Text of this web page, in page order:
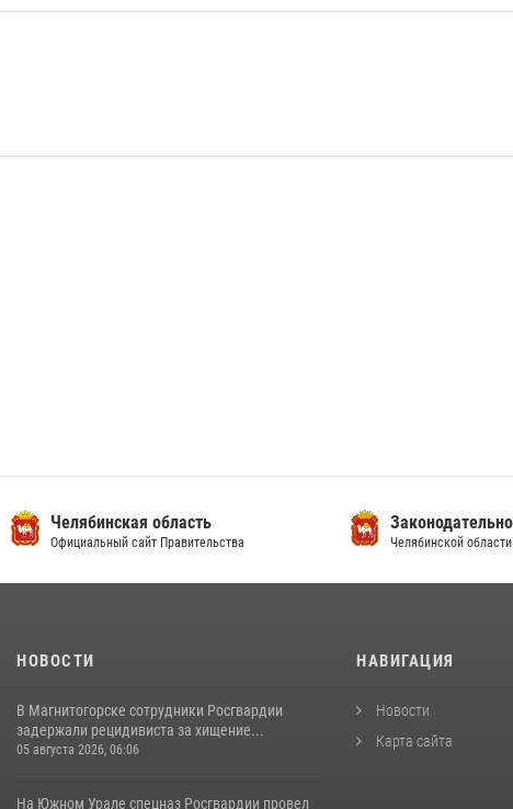
Челябинская область
Официальный сайт Правительства Челябинской области
НОВОСТИ
В Магнитогорске сотрудники Росгвардии
задержали рецидивиста за хищение...
05 августа 2026, 06:06
На Южном Урале спецназ Росгвардии провел
НАВИГАЦИЯ
Новости
Карта сайта